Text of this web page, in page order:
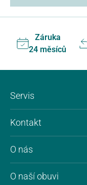
Záruka
24 měsíců
Servis
Kontakt
O nás
O naší obuvi